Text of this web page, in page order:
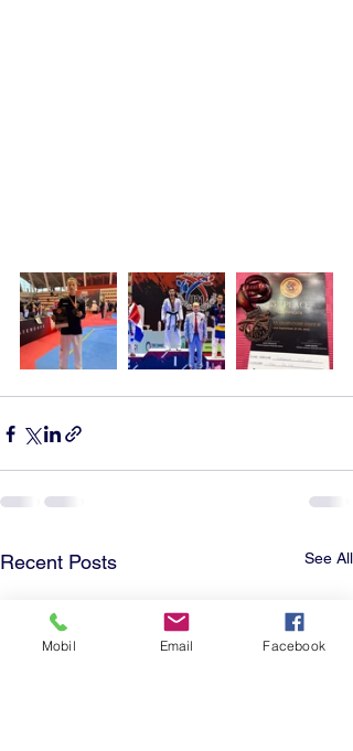
Recent Posts See All
Mobil Email Facebook